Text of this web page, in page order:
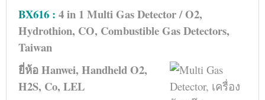
BX616 : 4 in 1 Multi Gas Detector / O2,
Hydrothion, CO, Combustible Gas Detectors,
Taiwan
ยี่ห้อ Hanwei, Handheld O2,
H2S, Co, LEL